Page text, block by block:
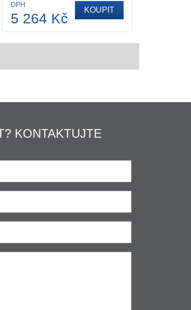
DPH
5 264 Kč
KOUPIT
KONTAKTUJTE